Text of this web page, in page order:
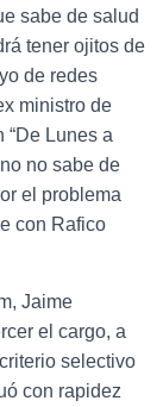
sabe de salud
tener ojitos de
de redes
ministro de
Lunes a
no sabe de
el problema
con Rafico
Jaime
el cargo, a
selectivo
con rapidez